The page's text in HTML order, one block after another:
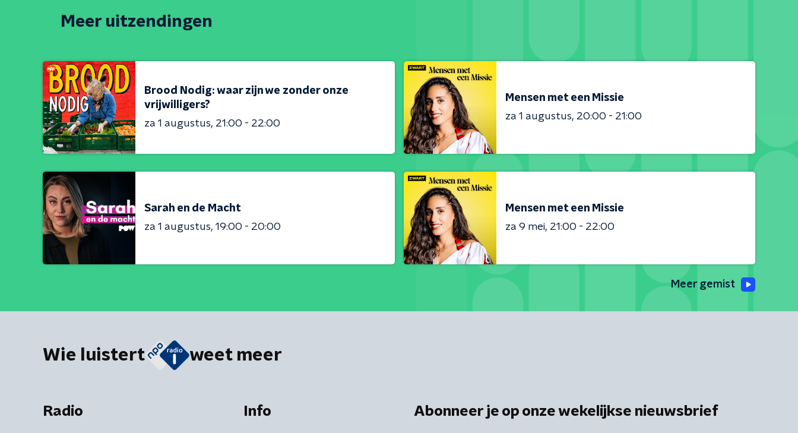
Meer uitzendingen
Brood Nodig: waar zijn we zonder onze
vrijwilligers?
za 1 augustus 21:00 - 22:00
Mensen met een Missie
za 1 augustus 20:00 - 21:00
Sarah en de Macht
za 1 augustus 19:00 - 20:00
Mensen met een Missie
za 9 mei 21:00 - 22:00
Meer gemist
Wie luistert weet meer
Radio Info Abonneer je op onze wekelijkse nieuwsbrief